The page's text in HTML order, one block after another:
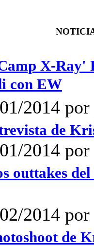
X-Ray'
con EW
2014
de
2014
outtakes
2014
de